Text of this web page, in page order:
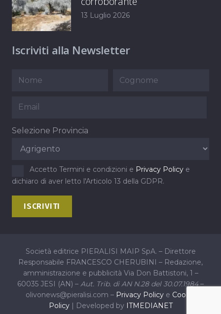
13 Luglio 2026
Iscriviti alla Newsletter
Selezione Provincia
Accetto Termini e condizioni e Privacy Policy e
dichiaro di aver letto l'Articolo 13 della GDPR.
Società editrice PIERALISI MAIP SpA. – Direttore
Responsabile FRANCESCO CHERUBINI – Redazione,
amministrazione e pubblicità Via Don Battistoni, 1 –
60035 JESI (AN) – Aut. Trib. di AN N.28 del 30.07.1984–
olivonews@pieralisi.com – Privacy Policye Cookie
Policy| Developed by ITMEDIANET